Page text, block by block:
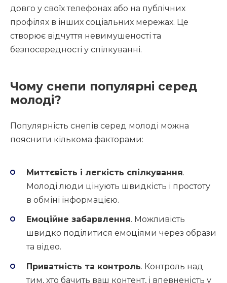
довго у своїх телефонах або на публічних
профілях в інших соціальних мережах. Це
створює відчуття невимушеності та
безпосередності у спілкуванні.
Чому снепи популярні серед
молоді?
Популярність снепів серед молоді можна
пояснити кількома факторами:
Миттєвість і легкість спілкування.
Молоді люди цінують швидкість і простоту
в обміні інформацією.
Емоційне забарвлення. Можливість
швидко поділитися емоціями через образи
та відео.
Приватність та контроль. Контроль над
тим, хто бачить ваш контент, і впевненість у